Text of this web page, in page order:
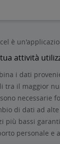
è
attività
i dati
tra il maggior
necessarie
di dati ad
più bassi
personale e